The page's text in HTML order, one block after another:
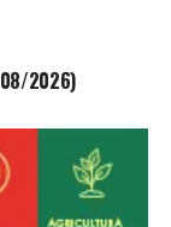
2026)